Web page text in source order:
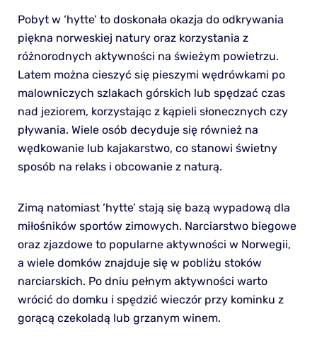
Pobyt w ‘hytte’ to doskonała okazja do odkrywania
piękna norweskiej natury oraz korzystania z
różnorodnych aktywności na świeżym powietrzu.
Latem można cieszyć się pieszymi wędrówkami po
malowniczych szlakach górskich lub spędzać czas
nad jeziorem, korzystając z kąpieli słonecznych czy
pływania. Wiele osób decyduje się również na
wędkowanie lub kajakarstwo, co stanowi świetny
sposób na relaks i obcowanie z naturą.
Zimą natomiast ‘hytte’ stają się bazą wypadową dla
miłośników sportów zimowych. Narciarstwo biegowe
oraz zjazdowe to popularne aktywności w Norwegii,
a wiele domków znajduje się w pobliżu stoków
narciarskich. Po dniu pełnym aktywności warto
wrócić do domku i spędzić wieczór przy kominku z
gorącą czekoladą lub grzanym winem.